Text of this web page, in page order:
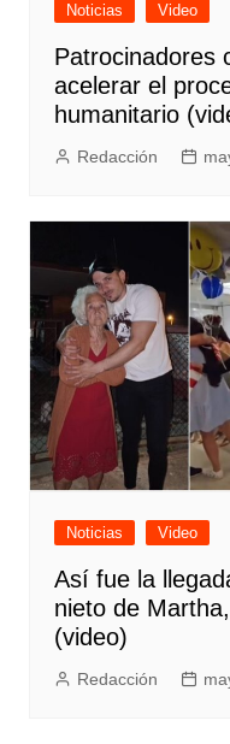
Noticias Video
Patrocinadores
acelerar el
humanitario
Redacción
Noticias Video
Así fue la
nieto de
(video)
Redacción